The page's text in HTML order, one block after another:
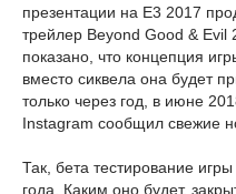
презентации на E3 2017
трейлер Beyond Good &
показано, что концепция
вместо сиквела она будет
только через год, в июне
Instagram сообщил свежие
Так, бета тестирование
года. Каким оно будет,